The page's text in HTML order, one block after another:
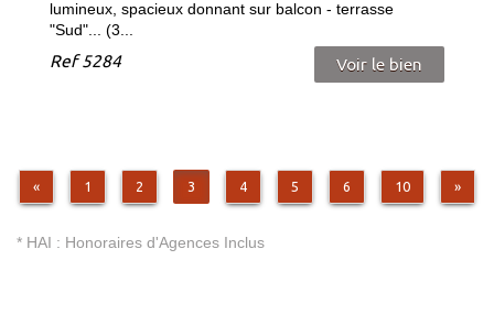
lumineux, spacieux donnant sur balcon - terrasse
"Sud"... (3...
Ref5284 Voir le bien
« 1 2 3 4 5 6 10 »
* HAI : Honoraires d'Agences Inclus